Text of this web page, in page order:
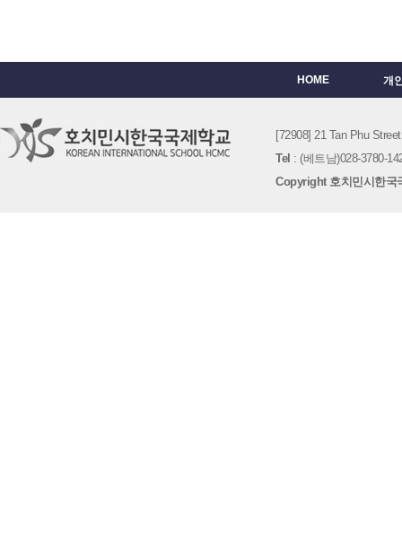
HOME 개
[72908] 21 Tan Phu
Tel : (베트남)028-3780-
Copyright 호치민시한국